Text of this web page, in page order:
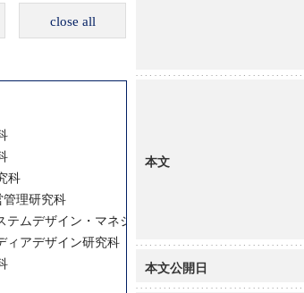
close all
科
管理研究科
テムデザイン・マネジメント研究科
ィアデザイン研究科
本文
本文公開日